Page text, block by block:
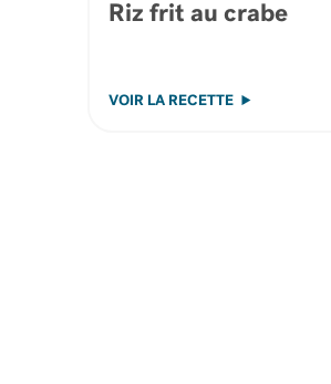
Riz frit au crabe
VOIR LA RECETTE